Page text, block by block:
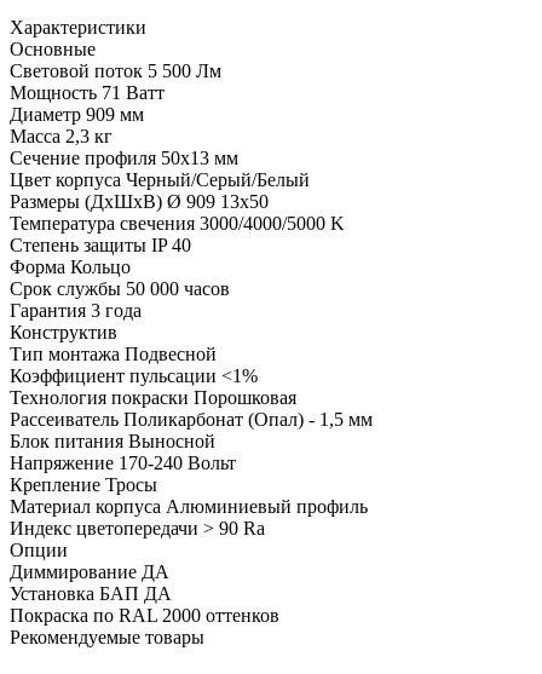
Характеристики
Основные
Световой поток 5 500 Лм
Мощность 71 Ватт
Диаметр 909 мм
Масса 2,3 кг
Сечение профиля 50х13 мм
Цвет корпуса Черный/Серый/Белый
Размеры (ДхШхВ) Ø 909 13х50
Температура свечения 3000/4000/5000 K
Степень защиты IP 40
Форма Кольцо
Срок службы 50 000 часов
Гарантия 3 года
Конструктив
Тип монтажа Подвесной
Коэффициент пульсации <1%
Технология покраски Порошковая
Рассеиватель Поликарбонат (Опал) - 1,5 мм
Блок питания Выносной
Напряжение 170-240 Вольт
Крепление Тросы
Материал корпуса Алюминиевый профиль
Индекс цветопередачи > 90 Ra
Опции
Диммирование ДА
Установка БАП ДА
Покраска по RAL 2000 оттенков
Рекомендуемые товары